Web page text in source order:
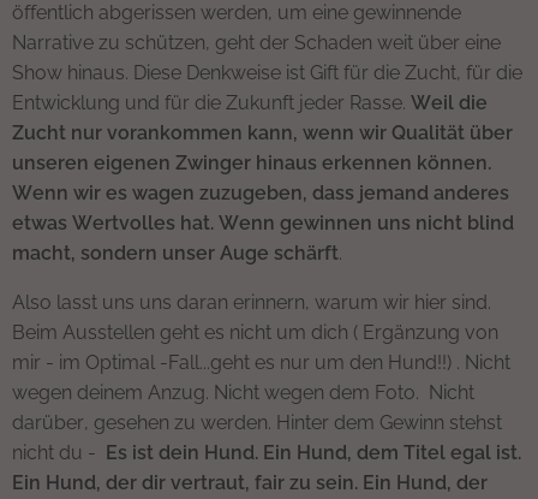
öffentlich abgerissen werden, um eine gewinnende
Narrative zu schützen, geht der Schaden weit über eine
Show hinaus. Diese Denkweise ist Gift für die Zucht, für die
Entwicklung und für die Zukunft jeder Rasse. Weil die
Zucht nur vorankommen kann, wenn wir Qualität über
unseren eigenen Zwinger hinaus erkennen können.
Wenn wir es wagen zuzugeben, dass jemand anderes
etwas Wertvolles hat. Wenn gewinnen uns nicht blind
macht, sondern unser Auge schärft.
Also lasst uns uns daran erinnern, warum wir hier sind.
Beim Ausstellen geht es nicht um dich ( Ergänzung von
mir - im Optimal -Fall...geht es nur um den Hund!!) . Nicht
wegen deinem Anzug. Nicht wegen dem Foto. Nicht
darüber, gesehen zu werden. Hinter dem Gewinn stehst
nicht du - Es ist dein Hund. Ein Hund, dem Titel egal ist.
Ein Hund, der dir vertraut, fair zu sein. Ein Hund, der